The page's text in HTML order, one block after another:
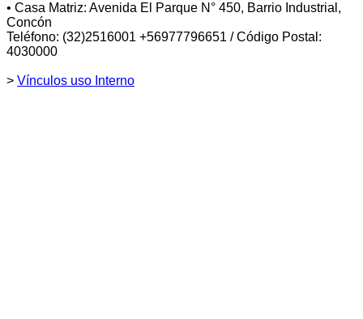
• Casa Matriz: Avenida El Parque N° 450, Barrio Industrial,
Concón
Teléfono: (32)2516001 +56977796651 / Código Postal:
4030000
> Vínculos uso Interno